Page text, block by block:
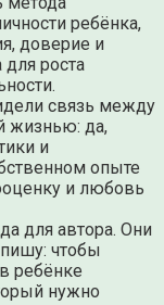
ребёнка,
доверие и
роста
связь между
жизнью: да,
и
опыте
и любовь
для автора. Они
чтобы
ребёнке
нужно